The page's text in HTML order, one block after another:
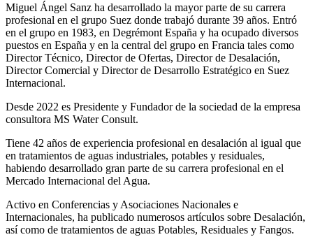
Miguel Ángel Sanz ha desarrollado la mayor parte de su carrera
profesional en el grupo Suez donde trabajó durante 39 años. Entró
en el grupo en 1983, en Degrémont España y ha ocupado diversos
puestos en España y en la central del grupo en Francia tales como
Director Técnico, Director de Ofertas, Director de Desalación,
Director Comercial y Director de Desarrollo Estratégico en Suez
Internacional.
Desde 2022 es Presidente y Fundador de la sociedad de la empresa
consultora MS Water Consult.
Tiene 42 años de experiencia profesional en desalación al igual que
en tratamientos de aguas industriales, potables y residuales,
habiendo desarrollado gran parte de su carrera profesional en el
Mercado Internacional del Agua.
Activo en Conferencias y Asociaciones Nacionales e
Internacionales, ha publicado numerosos artículos sobre Desalación,
así como de tratamientos de aguas Potables, Residuales y Fangos.